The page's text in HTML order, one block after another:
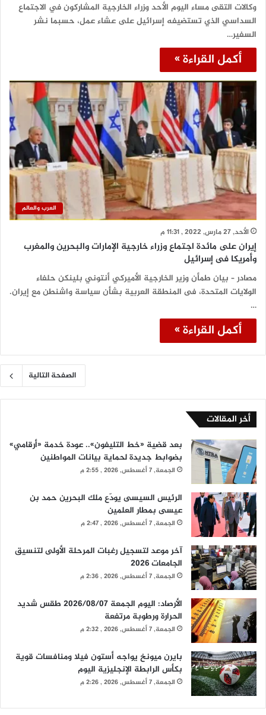
وكالات التقى مساء اليوم الأحد وزراء الخارجية المشاركون في الاجتماع
السداسي الذي تستضيفه إسرائيل على عشاء عمل، حسبما نشر
السفير…
أكمل القراءة »
العرب والعالم
الأحد, 27 مارس, 2022 , 11:31 م
إيران على مائدة اجتماع وزراء خارجية الإمارات والبحرين والمغرب
وأمريكا فى إسرائيل
مصادر – بيان طمأن وزير الخارجية الأميركي أنتوني بلينكن حلفاء
الولايات المتحدة، فى المنطقة العربية بشأن سياسة واشنطن مع إيران.
…
أكمل القراءة »
الصفحة التالية
أخر المقالات
بعد قضية «خط التليفون».. عودة خدمة «أرقامي»
بضوابط جديدة لحماية بيانات المواطنين
الجمعة, 7 أغسطس, 2026 , 2:55 م
الرئيس السيسى يودّع ملك البحرين حمد بن
عيسى بمطار العلمين
الجمعة, 7 أغسطس, 2026 , 2:47 م
آخر موعد لتسجيل رغبات المرحلة الأولى لتنسيق
الجامعات 2026
الجمعة, 7 أغسطس, 2026 , 2:36 م
الأرصاد: اليوم الجمعة 2026/08/07 طقس شديد
الحرارة ورطوبة مرتفعة
الجمعة, 7 أغسطس, 2026 , 2:32 م
بايرن ميونخ يواجه أستون فيلا ومنافسات قوية
بكأس الرابطة الإنجليزية اليوم
الجمعة, 7 أغسطس, 2026 , 2:26 م